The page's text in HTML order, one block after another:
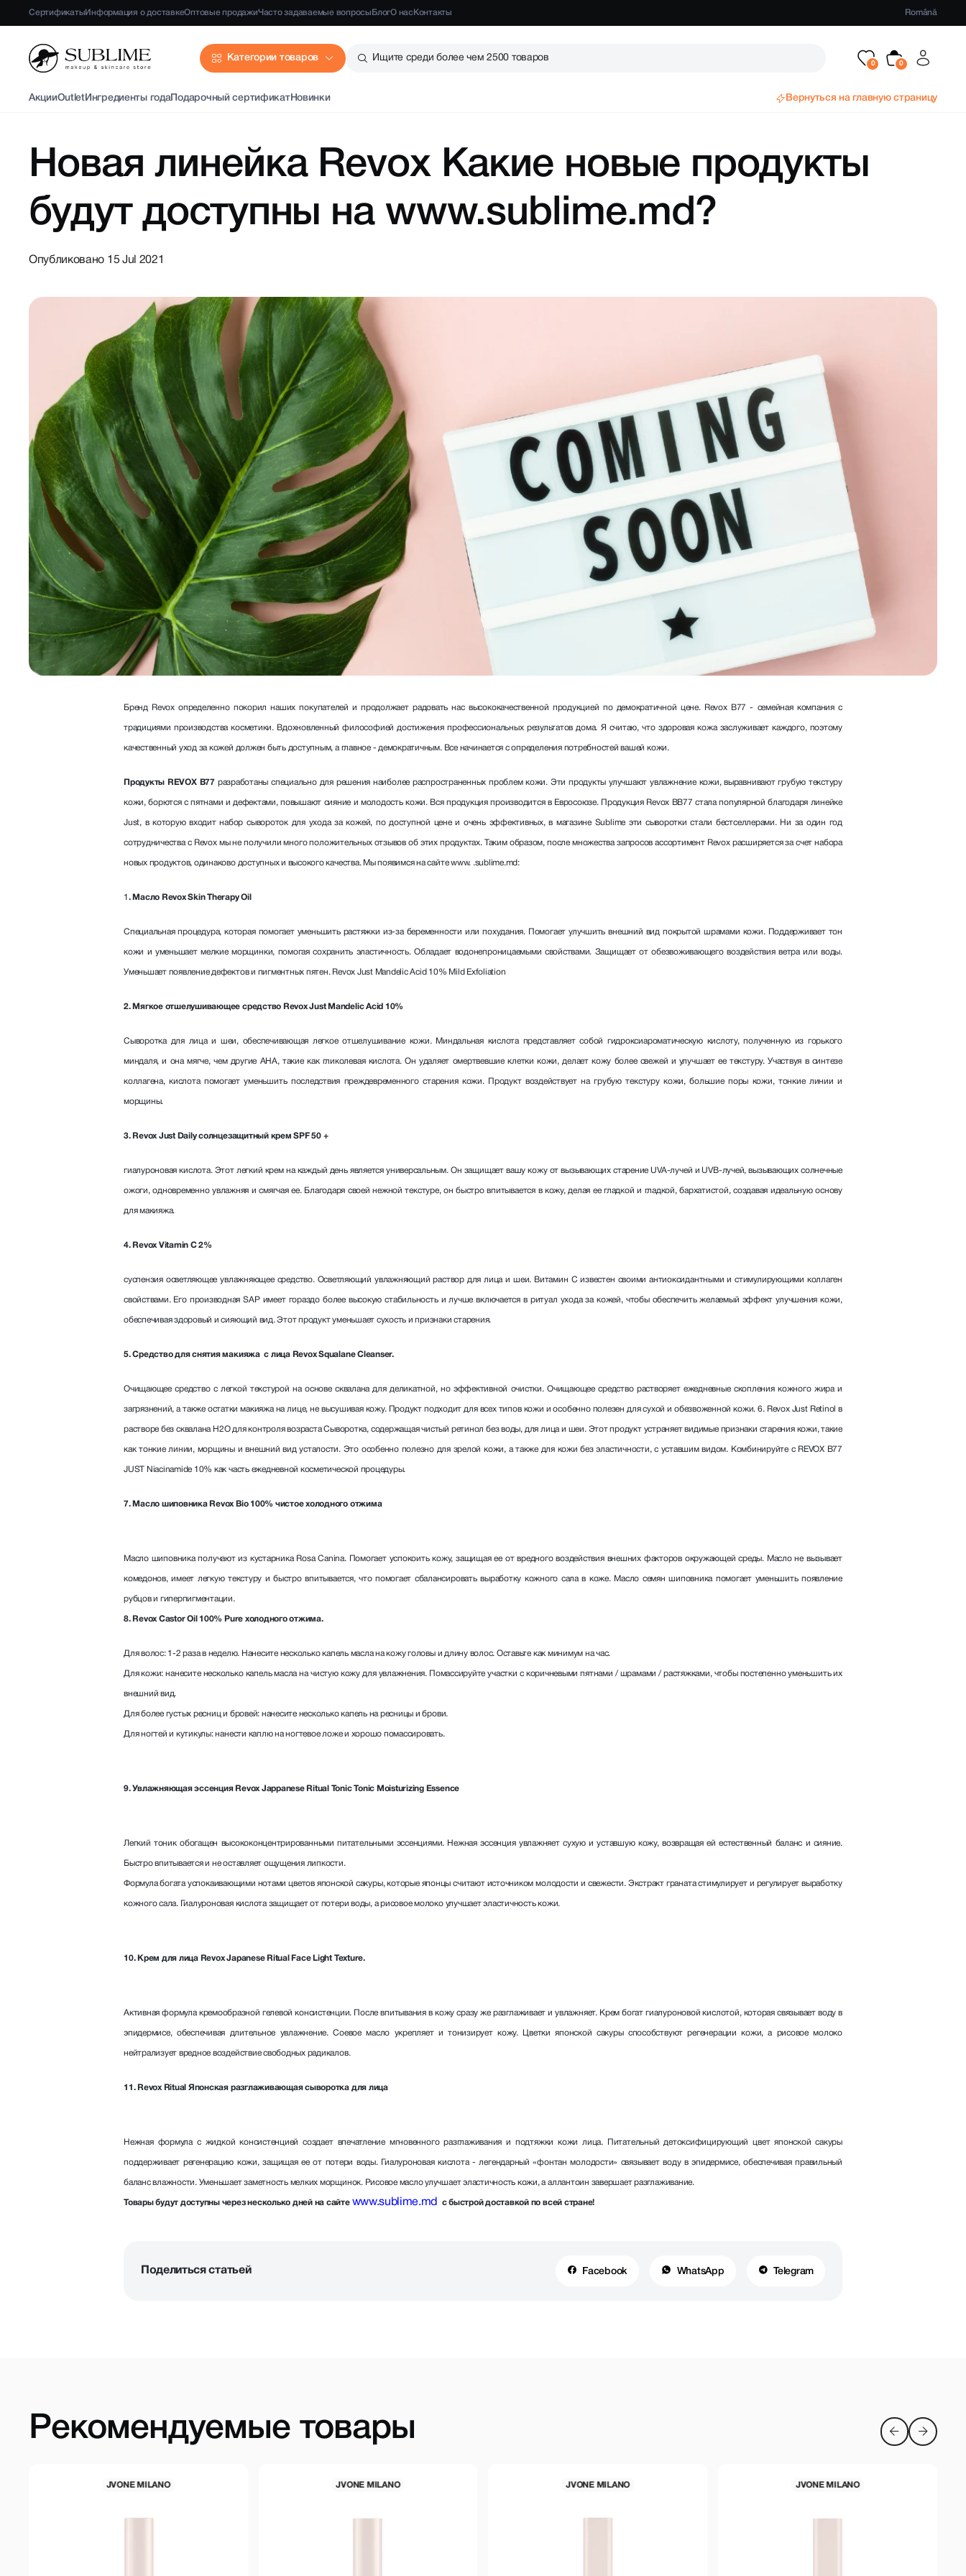
СертификатыИнформация о доставкеОптовые продажиЧасто задаваемые вопросы БлогО нас Контакты Română
Категории товаров Ищите среди более чем 2500 товаров
АкцииOutletИнгредиенты годаПодарочный сертификатНовинки Вернуться на главную страницу
Новая линейка Revox Какие новые продукты
будут доступны на www.sublime.md?
Опубликовано 15 Jul 2021
Бренд Revox определенно покорил наших покупателей и продолжает радовать нас высококачественной продукцией по демократичной цене. Revox B77 - семейная компания с
традициями производства косметики. Вдохновленный философией достижения профессиональных результатов дома. Я считаю, что здоровая кожа заслуживает каждого, поэтому
качественный уход за кожей должен быть доступным, а главное - демократичным. Все начинается с определения потребностей вашей кожи.
Продукты REVOX B77разработаны специально для решения наиболее распространенных проблем кожи. Эти продукты улучшают увлажнение кожи, выравнивают грубую текстуру
кожи, борются с пятнами и дефектами, повышают сияние и молодость кожи. Вся продукция производится в Евросоюзе. Продукция Revox BB77 стала популярной благодаря линейке
Just, в которую входит набор сывороток для ухода за кожей, по доступной цене и очень эффективных, в магазине Sublime эти сыворотки стали бестселлерами. Ни за один год
сотрудничества с Revox мы не получили много положительных отзывов об этих продуктах. Таким образом, после множества запросов ассортимент Revox расширяется за счет набора
новых продуктов, одинаково доступных и высокого качества. Мы появимся на сайте www. .sublime.md:
1 . Масло Revox Skin Therapy Oil
Специальная процедура, которая помогает уменьшить растяжки из-за беременности или похудания. Помогает улучшить внешний вид покрытой шрамами кожи. Поддерживает тон
кожи и уменьшает мелкие морщинки, помогая сохранить эластичность. Обладает водонепроницаемыми свойствами. Защищает от обезвоживающего воздействия ветра или воды.
Уменьшает появление дефектов и пигментных пятен. Revox Just Mandelic Acid 10% Mild Exfoliation
2. Мягкое отшелушивающее средство Revox Just Mandelic Acid 10%
Сыворотка для лица и шеи, обеспечивающая легкое отшелушивание кожи. Миндальная кислота представляет собой гидроксиароматическую кислоту, полученную из горького
миндаля, и она мягче, чем другие AHA, такие как гликолевая кислота. Он удаляет омертвевшие клетки кожи, делает кожу более свежей и улучшает ее текстуру. Участвуя в синтезе
коллагена, кислота помогает уменьшить последствия преждевременного старения кожи. Продукт воздействует на грубую текстуру кожи, большие поры кожи, тонкие линии и
морщины.
3. Revox Just Daily солнцезащитный крем SPF 50 +
гиалуроновая кислота. Этот легкий крем на каждый день является универсальным. Он защищает вашу кожу от вызывающих старение UVA-лучей и UVB-лучей, вызывающих солнечные
ожоги, одновременно увлажняя и смягчая ее. Благодаря своей нежной текстуре, он быстро впитывается в кожу, делая ее гладкой и гладкой, бархатистой, создавая идеальную основу
для макияжа.
4. Revox Vitamin C 2%
суспензия осветляющее увлажняющее средство. Осветляющий увлажняющий раствор для лица и шеи. Витамин С известен своими антиоксидантными и стимулирующими коллаген
свойствами. Его производная SAP имеет гораздо более высокую стабильность и лучше включается в ритуал ухода за кожей, чтобы обеспечить желаемый эффект улучшения кожи,
обеспечивая здоровый и сияющий вид. Этот продукт уменьшает сухость и признаки старения.
5. Средство для снятия макияжа с лица Revox Squalane Cleanser.
Очищающее средство с легкой текстурой на основе сквалана для деликатной, но эффективной очистки. Очищающее средство растворяет ежедневные скопления кожного жира и
загрязнений, а также остатки макияжа на лице, не высушивая кожу. Продукт подходит для всех типов кожи и особенно полезен для сухой и обезвоженной кожи. 6. Revox Just Retinol в
растворе без сквалана H2O для контроля возраста Сыворотка, содержащая чистый ретинол без воды, для лица и шеи. Этот продукт устраняет видимые признаки старения кожи, такие
как тонкие линии, морщины и внешний вид усталости. Это особенно полезно для зрелой кожи, а также для кожи без эластичности, с уставшим видом. Комбинируйте с REVOX B77
JUST Niacinamide 10% как часть ежедневной косметической процедуры.
7. Масло шиповника Revox Bio 100% чистое холодного отжима
Масло шиповника получают из кустарника Rosa Canina. Помогает успокоить кожу, защищая ее от вредного воздействия внешних факторов окружающей среды. Масло не вызывает
комедонов, имеет легкую текстуру и быстро впитывается, что помогает сбалансировать выработку кожного сала в коже. Масло семян шиповника помогает уменьшить появление
рубцов и гиперпигментации.
8. Revox Castor Oil 100% Pure холодного отжима.
Для волос: 1-2 раза в неделю. Нанесите несколько капель масла на кожу головы и длину волос. Оставьте как минимум на час.
Для кожи: нанесите несколько капель масла на чистую кожу для увлажнения. Помассируйте участки с коричневыми пятнами / шрамами / растяжками, чтобы постепенно уменьшить их
внешний вид.
Для более густых ресниц и бровей: нанесите несколько капель на ресницы и брови.
Для ногтей и кутикулы: нанести каплю на ногтевое ложе и хорошо помассировать.
9. Увлажняющая эссенция Revox Jappanese Ritual Tonic Tonic Moisturizing Essence
Легкий тоник обогащен высококонцентрированными питательными эссенциями. Нежная эссенция увлажняет сухую и уставшую кожу, возвращая ей естественный баланс и сияние.
Быстро впитывается и не оставляет ощущения липкости.
Формула богата успокаивающими нотами цветов японской сакуры, которые японцы считают источником молодости и свежести. Экстракт граната стимулирует и регулирует выработку
кожного сала. Гиалуроновая кислота защищает от потери воды, а рисовое молоко улучшает эластичность кожи.
10. Крем для лица Revox Japanese Ritual Face Light Texture.
Активная формула кремообразной гелевой консистенции. После впитывания в кожу сразу же разглаживает и увлажняет. Крем богат гиалуроновой кислотой, которая связывает воду в
эпидермисе, обеспечивая длительное увлажнение. Соевое масло укрепляет и тонизирует кожу. Цветки японской сакуры способствуют регенерации кожи, а рисовое молоко
нейтрализует вредное воздействие свободных радикалов.
11. Revox Ritual Японская разглаживающая сыворотка для лицa
Нежная формула с жидкой консистенцией создает впечатление мгновенного разглаживания и подтяжки кожи лица. Питательный детоксифицирующий цвет японской сакуры
поддерживает регенерацию кожи, защищая ее от потери воды. Гиалуроновая кислота - легендарный «фонтан молодости» связывает воду в эпидермисе, обеспечивая правильный
баланс влажности. Уменьшает заметность мелких морщинок. Рисовое масло улучшает эластичность кожи, а аллантоин завершает разглаживание.
Товары будут доступны через несколько дней на сайте www.sublime.md с быстрой доставкой по всей стране!
Поделиться статьей Facebook WhatsApp Telegram
Рекомендуемые товары
JVONE MILANO JVONE MILANO JVONE MILANO JVONE MILANO